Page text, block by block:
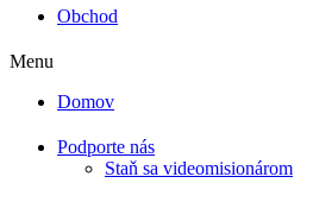
Obchod
Menu
Domov
Podporte nás
Staň sa videomisionárom